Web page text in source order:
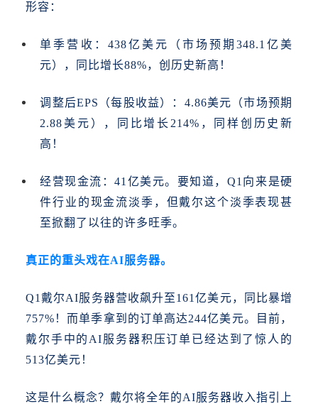
形容：
单季营收： 438亿美元（市场预期348.1亿美
元），同比增长88%，创历史新高！
调整后EPS（每股收益）：4.86美元（市场预期
2.88美元），同比增长214%，同样创历史新
高！
经营现金流：41亿美元。要知道，Q1向来是硬
件行业的现金流淡季，但戴尔这个淡季表现甚
至掀翻了以往的许多旺季。
真正的重头戏在AI服务器。
Q1戴尔AI服务器营收飙升至161亿美元，同比暴增
757%！而单季拿到的订单高达244亿美元。目前，
戴尔手中的AI服务器积压订单已经达到了惊人的
513亿美元！
这是什么概念？戴尔将全年的AI服务器收入指引上